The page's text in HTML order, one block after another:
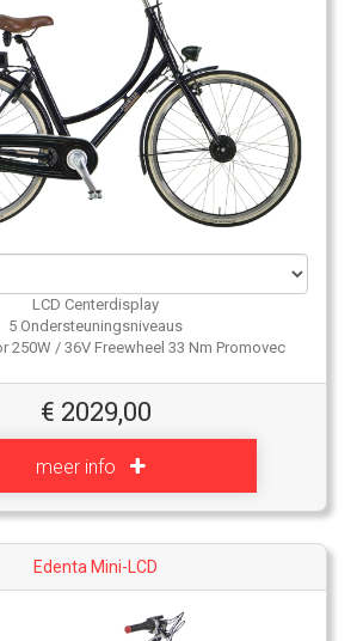
LCD Centerdisplay
5 Ondersteuningsniveaus
250W / 36V Freewheel 33 Nm Promovec
€ 2029,00
meer info
Edenta Mini-LCD